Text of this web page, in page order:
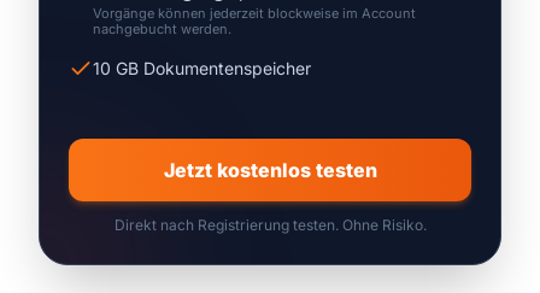
Vorgänge können jederzeit blockweise im Account
nachgebucht werden.
10 GB Dokumentenspeicher
Jetzt kostenlos testen
Direkt nach Registrierung testen. Ohne Risiko.